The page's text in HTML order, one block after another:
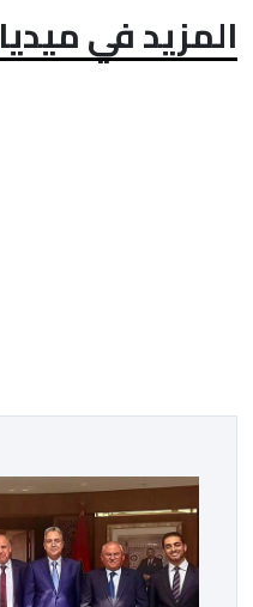
المزيد في ميديا